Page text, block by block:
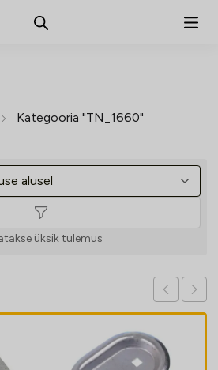
Kategooria "TN_1660"
üksik tulemus